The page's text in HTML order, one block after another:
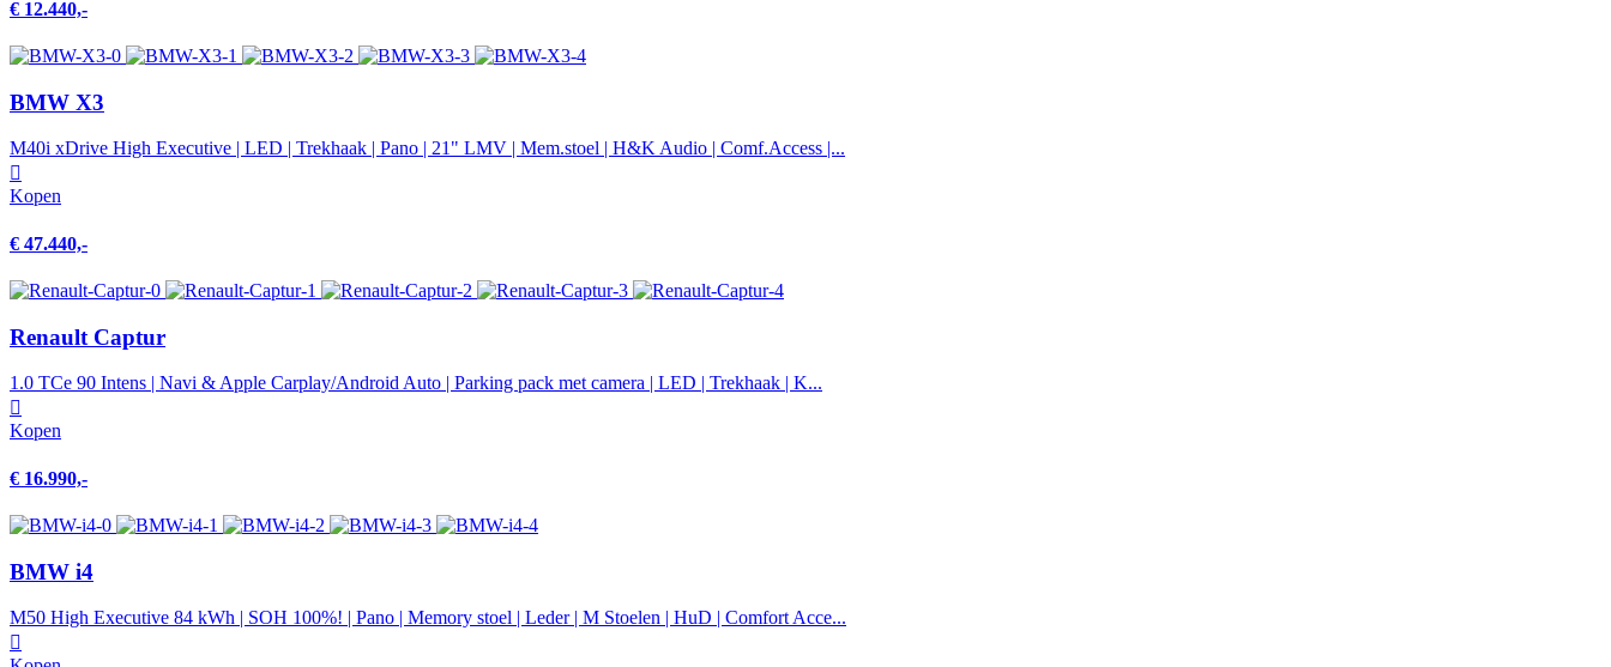
€ 12.440,-
BMW X3
M40i xDrive High Executive | LED | Trekhaak | Pano | 21" LMV | Mem.stoel | H&K Audio | Comf.Access |...
Kopen
€ 47.440,-
Renault Captur
1.0 TCe 90 Intens | Navi & Apple Carplay/Android Auto | Parking pack met camera | LED | Trekhaak | K...
Kopen
€ 16.990,-
BMW i4
M50 High Executive 84 kWh | SOH 100%! | Pano | Memory stoel | Leder | M Stoelen | HuD | Comfort Acce...